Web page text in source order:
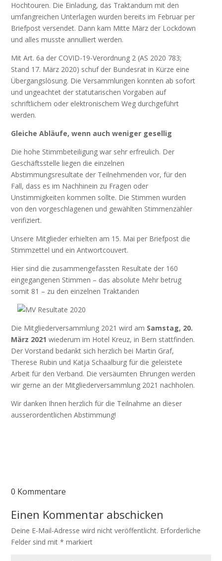
Hochtouren. Die Einladung, das Traktandum mit den
umfangreichen Unterlagen wurden bereits im Februar per
Briefpost versendet. Dann kam Mitte März der Lockdown
und alles musste annulliert werden.
Mit Art. 6a der COVID-19-Verordnung 2 (AS 2020 783;
Stand 17. März 2020) schuf der Bundesrat in Kürze eine
Übergangslösung. Die Versammlungen konnten ab sofort
und ungeachtet der statutarischen Vorgaben auf
schriftlichem oder elektronischem Weg durchgeführt
werden.
Gleiche Abläufe, wenn auch weniger gesellig
Die hohe Stimmbeteiligung war sehr erfreulich. Der
Geschäftsstelle liegen die einzelnen
Abstimmungsresultate der Teilnehmenden vor, für den
Fall, dass es im Nachhinein zu Fragen oder
Unstimmigkeiten kommen sollte. Die Stimmen wurden
von den vorgeschlagenen und gewählten Stimmenzähler
verifiziert.
Unsere Mitglieder erhielten am 15. Mai per Briefpost die
Stimmzettel und ein Antwortcouvert.
Hier sind die zusammengefassten Resultate der 160
eingegangenen Stimmen – das absolute Mehr betrug
somit 81 – zu den einzelnen Traktanden
Die Mitgliederversammlung 2021 wird am Samstag, 20.
März 2021 wiederum im Hotel Kreuz, in Bern stattfinden.
Der Vorstand bedankt sich herzlich bei Martin Graf,
Therese Rubin und Katja Schaalburg für die geleistete
Arbeit für den Verband. Die versäumten Ehrungen werden
wir gerne an der Mitgliederversammlung 2021 nachholen.
Wir danken Ihnen herzlich für die Teilnahme an dieser
ausserordentlichen Abstimmung!
0 Kommentare
Einen Kommentar abschicken
Deine E-Mail-Adresse wird nicht veröffentlicht. Erforderliche
Felder sind mit* markiert